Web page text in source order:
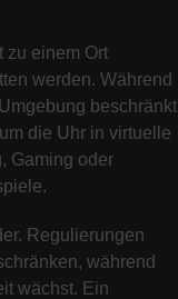
zu einem Ort
werden. Während
beschränkt
die Uhr in virtuelle
Gaming oder
Regulierungen
während
wächst. Ein